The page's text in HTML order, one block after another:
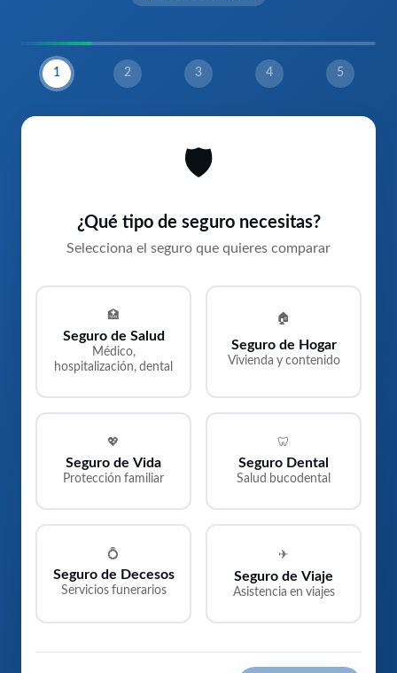
1 2 3 4 5
🛡
¿Qué tipo de seguro necesitas?
Selecciona el seguro que quieres comparar
🏥
Seguro de Salud
Médico,
hospitalización, dental
🏠
Seguro de Hogar
Vivienda y contenido
💖
Seguro de Vida
Protección familiar
🦷
Seguro Dental
Salud bucodental
💍
Seguro de Decesos
Servicios funerarios
✈
Seguro de Viaje
Asistencia en viajes